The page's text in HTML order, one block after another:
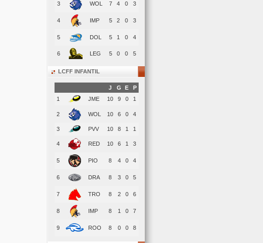
3 WOL 7 4 0 3
4 IMP 5 2 0 3
5 DOL 5 1 0 4
6 LEG 5 0 0 5
LCFF INFANTIL
J G E
P
1
JME 10 9 0 1
2 WOL 10 6 0 4
3 PVV 10 8 1 1
4 RED 10 6 1 3
5 PIO 8 4 0 4
6 DRA 8 3 0 5
7 TRO 8 2 0 6
8 IMP 8 1 0 7
9 ROO 8 0 0 8